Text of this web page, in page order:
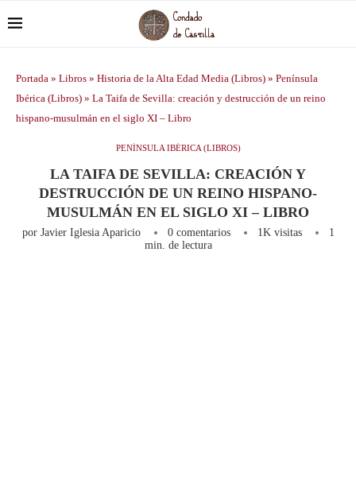
Portada » Libros » Historia de la Alta Edad Media (Libros) » Península
Ibérica (Libros) » La Taifa de Sevilla: creación y destrucción de un reino
hispano-musulmán en el siglo XI – Libro
PENÍNSULA IBÉRICA (LIBROS)
LA TAIFA DE SEVILLA: CREACIÓN Y
DESTRUCCIÓN DE UN REINO HISPANO-
MUSULMÁN EN EL SIGLO XI – LIBRO
por Javier Iglesia Aparicio 0 comentarios 1Kvisitas
1
min. de lectura